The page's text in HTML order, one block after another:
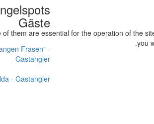
Gäste
Frasen" -
Gastangler
- Gastangler
them are essential for the operation of the
you